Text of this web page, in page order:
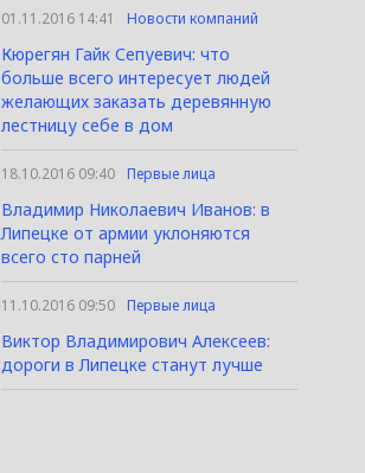
01.11.2016 14:41 Новости компаний
Кюрегян Гайк Сепуевич: что
больше всего интересует людей
желающих заказать деревянную
лестницу себе в дом
18.10.2016 09:40 Первые лица
Владимир Николаевич Иванов: в
Липецке от армии уклоняются
всего сто парней
11.10.2016 09:50 Первые лица
Виктор Владимирович Алексеев:
дороги в Липецке станут лучше